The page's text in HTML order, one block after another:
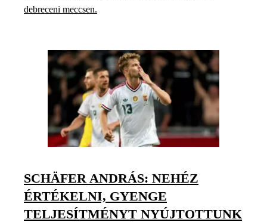
debreceni meccsen.
SCHÄFER ANDRÁS: NEHÉZ
ÉRTÉKELNI, GYENGE
TELJESÍTMÉNYT NYÚJTOTTUNK